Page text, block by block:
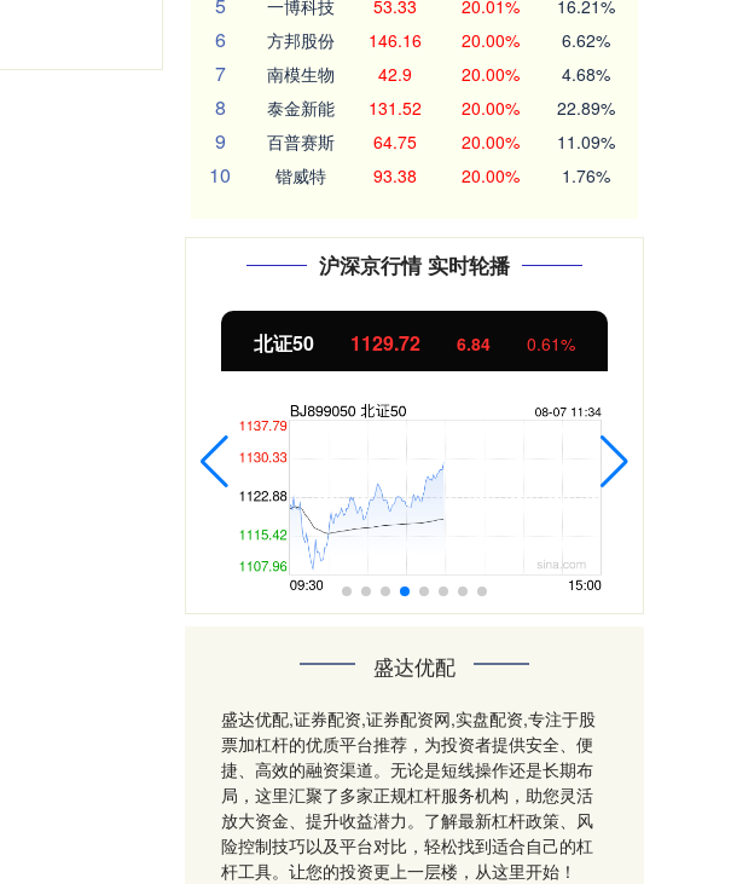
一博科技 53.33 20.01% 16.21%
6 方邦股份 146.16 20.00% 6.62%
7 南模生物 42.9 20.00% 4.68%
8 泰金新能 131.52 20.00% 22.89%
9 百普赛斯 64.75 20.00% 11.09%
10 锴威特 93.38 20.00% 1.76%
沪深京行情 实时轮播
北证50 1129.72 6.84 0.61%
盛达优配
盛达优配,证券配资,证券配资网,实盘配资,专注于股
票加杠杆的优质平台推荐，为投资者提供安全、便
捷、高效的融资渠道。无论是短线操作还是长期布
局，这里汇聚了多家正规杠杆服务机构，助您灵活
放大资金、提升收益潜力。了解最新杠杆政策、风
险控制技巧以及平台对比，轻松找到适合自己的杠
杆工具。让您的投资更上一层楼，从这里开始！